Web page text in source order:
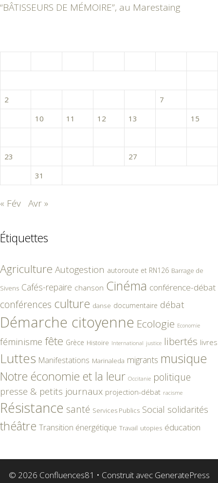
“BÂTISSEURS DE MÉMOIRE”, au Marestaing
2
7
10 11 12 13
15
23
27
31
« Fév Avr »
Étiquettes
Agriculture Autogestion autoroute et RN126 Barrage de
Sivens Cafés-repaire chanson Cinéma conférence-débat
conférences culture danse documentaire débat
Démarche citoyenne Ecologie Economie
féminisme fête Grèce Histoire International justice libertés livres
Luttes Manifestations Marinaleda migrants musique
Notre économie et la leur Occitanie politique
presse & petits journaux projection-débat racisme
Résistance santé Services Publics Social solidarités
théâtre Transition énergétique Travail utopies éducation
© 2026 Confluences81 • Construit avec GeneratePress